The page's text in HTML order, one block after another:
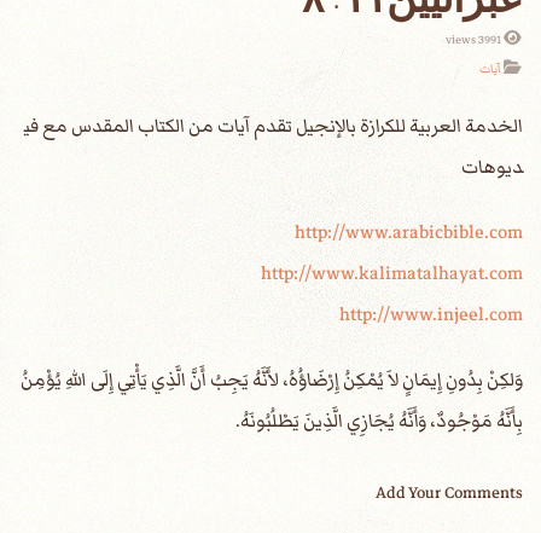
3991 views
آيات
الخدمة العربية للكرازة بالإنجيل تقدم آيات من الكتاب المقدس مع في
ديوهات
http://www.arabicbible.com
http://www.kalimatalhayat.com
http://www.injeel.com
‎وَلكِنْ بِدُونِ إِيمَانٍ لاَ يُمْكِنُ إِرْضَاؤُهُ، لأَنَّهُ يَجِبُ أَنَّ الَّذِي يَأْتِي إِلَى اللهِ يُؤْمِنُ
بِأَنَّهُ مَوْجُودٌ، وَأَنَّهُ يُجَازِي الَّذِينَ يَطْلُبُونَهُ.
Add Your Comments